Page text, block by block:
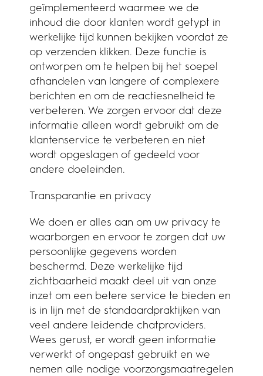
geïmplementeerd waarmee we de
inhoud die door klanten wordt getypt in
werkelijke tijd kunnen bekijken voordat ze
op verzenden klikken. Deze functie is
ontworpen om te helpen bij het soepel
afhandelen van langere of complexere
berichten en om de reactiesnelheid te
verbeteren. We zorgen ervoor dat deze
informatie alleen wordt gebruikt om de
klantenservice te verbeteren en niet
wordt opgeslagen of gedeeld voor
andere doeleinden.
Transparantie en privacy
We doen er alles aan om uw privacy te
waarborgen en ervoor te zorgen dat uw
persoonlijke gegevens worden
beschermd. Deze werkelijke tijd
zichtbaarheid maakt deel uit van onze
inzet om een betere service te bieden en
is in lijn met de standaardpraktijken van
veel andere leidende chatproviders.
Wees gerust, er wordt geen informatie
verwerkt of ongepast gebruikt en we
nemen alle nodige voorzorgsmaatregelen